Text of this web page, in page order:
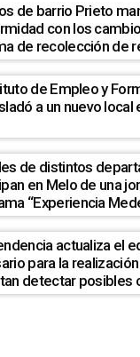
de barrio Prieto
con los
de recolección de
de Empleo y
a un nuevo
de distintos
en Melo de una
“Experiencia
actualiza el
para la
detectar posibles
hepático en la